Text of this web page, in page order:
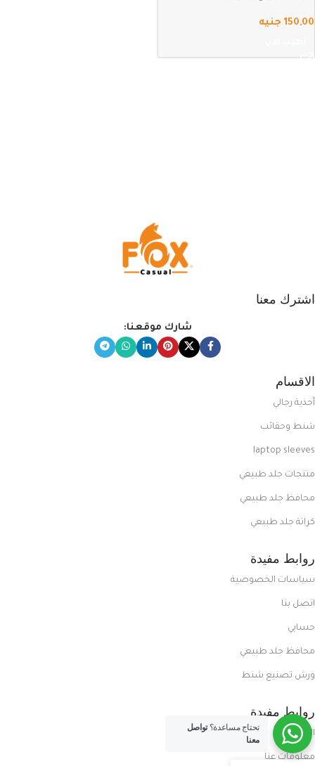
150,00 جنيه
اشترك معنا
شارك موقعنا:
الاقسام
أحذية رجالي
شنط وحقائب
laptop sleeves
منتجات جلد طبيعي
محافظ جلد طبيعي
كراتة جلد طبيعي
روابط مفيدة
سياسات الخصوصية
اتصل بنا
حسابي
محافظ جلد طبيعي
ورش تصنيع شنط
روابط مفيدة
المدونة
معلومات عنا
تحتاج مساعدة؟تواصل
معنا